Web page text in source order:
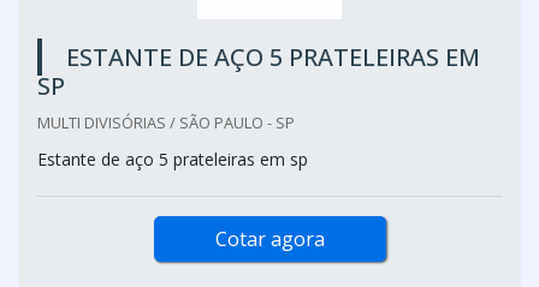
ESTANTE DE AÇO 5 PRATELEIRAS EM
SP
MULTI DIVISÓRIAS / SÃO PAULO - SP
Estante de aço 5 prateleiras em sp
Cotar agora